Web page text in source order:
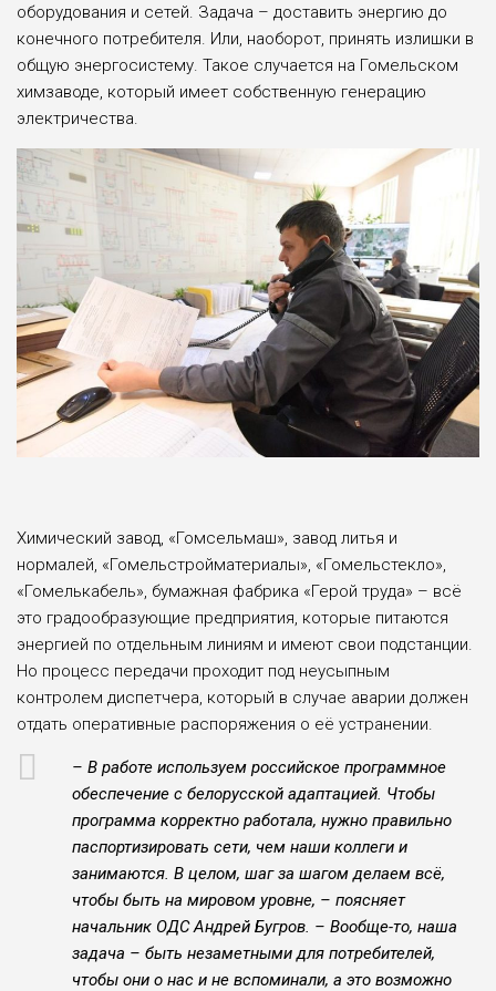
оборудования и сетей. Задача – доставить энергию до
конечного потребителя. Или, наоборот, принять излишки в
общую энергосистему. Такое случается на Гомельском
химзаводе, который имеет собственную генерацию
электричества.
Химический завод, «Гомсельмаш», завод литья и
нормалей, «Гомельстройматериалы», «Гомельстекло»,
«Гомелькабель», бумажная фабрика «Герой труда» – всё
это градообразующие предприятия, которые питаются
энергией по отдельным линиям и имеют свои подстанции.
Но процесс передачи проходит под неусыпным
контролем диспетчера, который в случае аварии должен
отдать оперативные распоряжения о её устранении.
– В работе используем российское программное
обеспечение с белорусской адаптацией. Чтобы
программа корректно работала, нужно правильно
паспортизировать сети, чем наши коллеги и
занимаются. В целом, шаг за шагом делаем всё,
чтобы быть на мировом уровне, – поясняет
начальник ОДС Андрей Бугров. – Вообще-то, наша
задача – быть незаметными для потребителей,
чтобы они о нас и не вспоминали, а это возможно